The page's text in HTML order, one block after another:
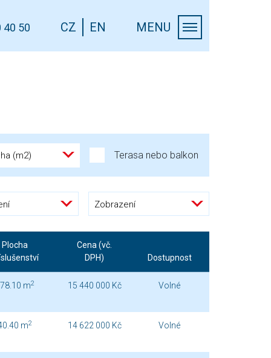
40 50 CZ EN MENU
(m2) Terasa nebo balkon
Zobrazení
Plocha
Cena (vč.
DPH)
Dostupnost
m2 15 440 000 Kč Volné
m2 14 622 000 Kč Volné